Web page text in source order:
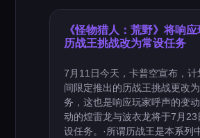
《怪物猎人：荒野》将响
历战王挑战改为常设任务
7月11日今天，卡普空宣布，计
间限定推出的历战王挑战更改
务，这也是响应玩家呼声的变
动的煌雷龙与波衣龙将于7月23
设任务。·所谓历战王是本系列